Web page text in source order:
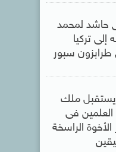
حاشد لمحمد
تركيا
طرابزون سبور
ملك
العلمين فى
الأخوة الراسخة